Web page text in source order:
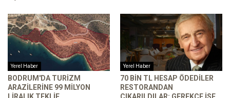
Yerel Haber
BODRUM'DA TURIZM
ARAZILERINE 99 MILYON
Yerel Haber
70 BIN TL HESAP ÖDEDILER
RESTORANDAN